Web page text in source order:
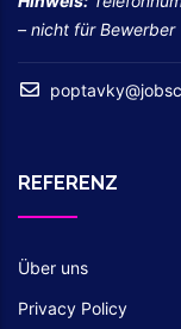
– nicht für Bewerber
REFERENZ
Über uns
Privacy Policy